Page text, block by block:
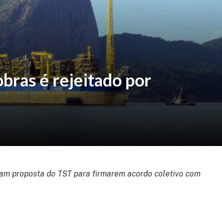
é rejeitado por
proposta do TST para firmarem acordo coletivo com